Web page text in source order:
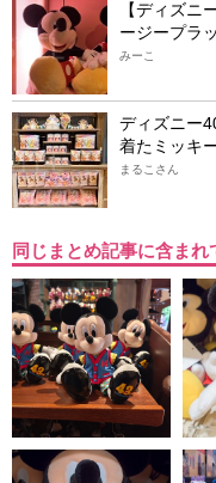
【ディズニ
ージープラ
みーこ
ディズニー
着たミッキ
まるこさん
同じまとめ記事に含ま